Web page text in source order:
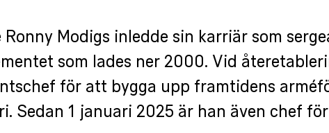
Ronny Modigs inledde sin karriär som
som lades ner 2000. Vid
för att bygga upp framtidens
Sedan 1 januari 2025 är han även chef